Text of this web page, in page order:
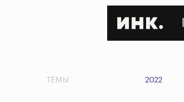
ТЕМЫ 2022